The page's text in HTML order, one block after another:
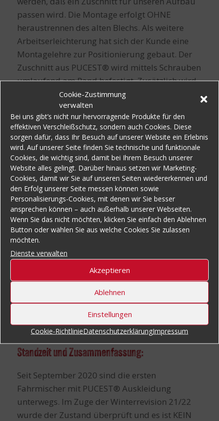
Cookie-Zustimmung
verwalten
Bei uns gibt’s nicht nur hervorragende Produkte für den
effektiven Verschleißschutz, sondern auch Cookies. Diese
sorgen dafür, dass Ihr Besuch auf unserer Website ein Erlebnis
wird. Auf unserer Seite finden Sie technische und funktionale
Cookies, die wichtig sind, damit bei Ihrem Besuch unserer
Website alles gelingt. Darüber hinaus setzen wir Marketing-
Cookies, damit wir Sie auf unseren Seiten wiedererkennen und
den Erfolg unserer Seite messen können sowie
Personalisierungs-Cookies, mit denen wir Sie besser
ansprechen können – auch außerhalb unserer Webseiten.
Wenn Sie das nicht möchten, klicken Sie einfach den Ablehnen
Button oder wählen Sie aus welche Cookies Sie zulassen
möchten.
Dienste verwalten
Akzeptieren
Ablehnen
Einstellungen
Cookie-RichtlinieDatenschutzerklärungImpressum
passen wird. Die Montage erfolgt OHNE
heraustrennen des alten Blechs. Als weitere
Arbeitserleichterung hat sich der Kunde eine
Montagelehre zur Positionierung gebaut. Der
Zuschnitt aus PUCEST® wird mittels Schrauben
umlaufend am Rand befestigt. Zusätzlich wird
im Randbereich „Kleben und Dicht“
aufgetragen um eine Hinterrostung des
Blechaufbaus zu verhindern.
Standzeit und Zusammenfassung:
Seit September 2020 sind die ersten
Fahrmischer mit PUCEST® Auskleidung
unterwegs. Im Zuge der Winterrevision 21/22
wurde der Zustand überprüft und es ist KEIN